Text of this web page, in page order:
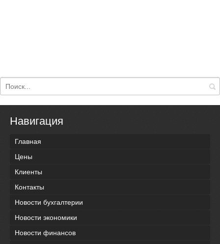
Навигация
Главная
Цены
Клиенты
Контакты
Новости бухгалтерии
Новости экономики
Новости финансов